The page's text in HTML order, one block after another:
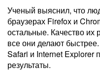
Ученый выяснил, что
браузерах Firefox и
остальные. Качество их
все они делают
Safari и Internet Explorer
результаты.